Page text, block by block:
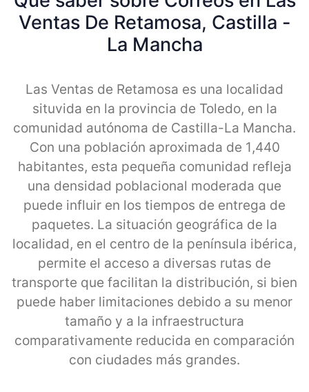
Ventas De Retamosa, Castilla -
La Mancha
Las Ventas de Retamosa es una localidad
situvida en la provincia de Toledo, en la
comunidad autónoma de Castilla-La Mancha.
Con una población aproximada de 1,440
habitantes, esta pequeña comunidad refleja
una densidad poblacional moderada que
puede influir en los tiempos de entrega de
paquetes. La situación geográfica de la
localidad, en el centro de la península ibérica,
permite el acceso a diversas rutas de
transporte que facilitan la distribución, si bien
puede haber limitaciones debido a su menor
tamaño y a la infraestructura
comparativamente reducida en comparación
con ciudades más grandes.